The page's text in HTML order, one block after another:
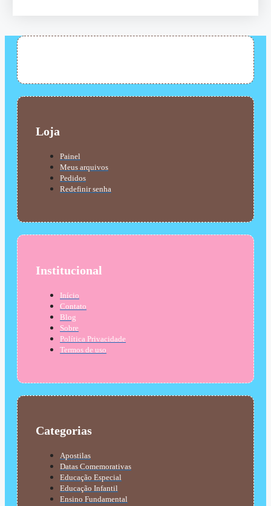
Loja
Painel
Meus arquivos
Pedidos
Redefinir senha
Institucional
Início
Contato
Blog
Sobre
Política Privacidade
Termos de uso
Categorias
Apostilas
Datas Comemorativas
Educação Especial
Educação Infantil
Ensino Fundamental